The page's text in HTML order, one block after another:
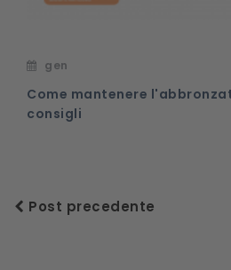
gen
Come mantenere
consigli
Post precedente